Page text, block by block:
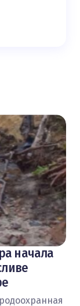
начала